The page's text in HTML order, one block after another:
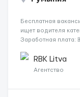
Бесплатная
ищет водителя
Заработная плата:
рефрижераторах. В
разгрузки...
RBK Litva
Агентство